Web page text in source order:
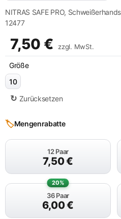
NITRAS SAFE PRO,
12477
7,50 € zzgl. MwSt.
Größe
10
Zurücksetzen
🏷️Mengenrabatte
12 Paar
7,50€
36 Paar
6,00€
20%